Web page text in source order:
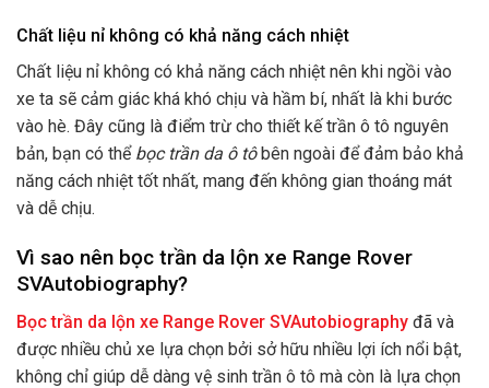
Chất liệu nỉ không có khả năng cách nhiệt
Chất liệu nỉ không có khả năng cách nhiệt nên khi ngồi vào
xe ta sẽ cảm giác khá khó chịu và hầm bí, nhất là khi bước
vào hè. Đây cũng là điểm trừ cho thiết kế trần ô tô nguyên
bản, bạn có thể bọc trần da ô tô bên ngoài để đảm bảo khả
năng cách nhiệt tốt nhất, mang đến không gian thoáng mát
và dễ chịu.
Vì sao nên bọc trần da lộn xe Range Rover
SVAutobiography?
Bọc trần da lộn xe Range Rover SVAutobiography đã và
được nhiều chủ xe lựa chọn bởi sở hữu nhiều lợi ích nổi bật,
không chỉ giúp dễ dàng vệ sinh trần ô tô mà còn là lựa chọn